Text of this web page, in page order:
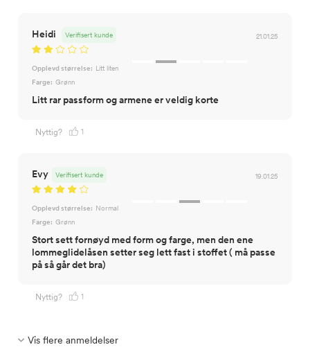
Heidi 21.01.25
Verifisert kunde
Opplevd størrelse: Litt liten
Farge: Grønn
Litt rar passform og armene er veldig korte
Nyttig? 1
Evy 19.01.25
Verifisert kunde
Opplevd størrelse: Normal
Farge: Grønn
Stort sett fornøyd med form og farge, men den ene
lommeglidelåsen setter seg lett fast i stoffet ( må passe
på så går det bra)
Nyttig? 1
Vis flere anmeldelser